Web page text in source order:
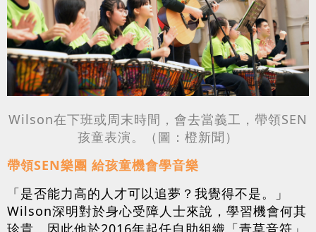
Wilson在下班或周末時間，會去當義工，帶領SEN
孩童表演。（圖：橙新聞）
帶領SEN樂團 給孩童機會學音樂
「是否能力高的人才可以追夢？我覺得不是。」
Wilson深明對於身心受障人士來說，學習機會何其
珍貴，因此他於2016年起任自助組織「青草音符」